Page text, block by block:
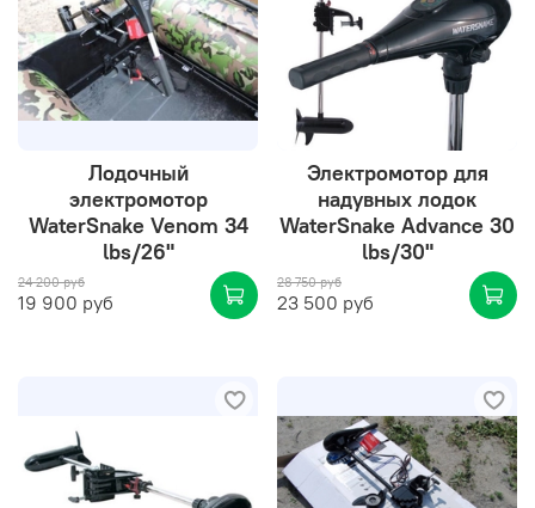
Лодочный
электромотор
WaterSnake Venom 34
lbs/26"
24 200 руб
19 900 руб
Электромотор для
надувных лодок
WaterSnake Advance 30
lbs/30"
28 750 руб
23 500 руб